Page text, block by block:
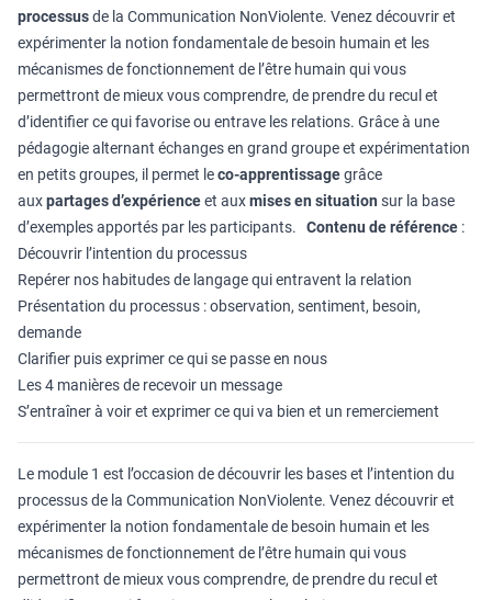
processusde la Communication NonViolente. Venez découvrir et
expérimenter la notion fondamentale de besoin humain et les
mécanismes de fonctionnement de l’être humain qui vous
permettront de mieux vous comprendre, de prendre du recul et
d’identifier ce qui favorise ou entrave les relations. Grâce à une
pédagogie alternant échanges en grand groupe et expérimentation
en petits groupes, il permet leco-apprentissagegrâce
auxpartages d’expérienceet auxmises en situation sur la base
d’exemples apportés par les participants. Contenu de référence :
Découvrir l’intention du processus
Repérer nos habitudes de langage qui entravent la relation
Présentation du processus : observation, sentiment, besoin,
demande
Clarifier puis exprimer ce qui se passe en nous
Les 4 manières de recevoir un message
S’entraîner à voir et exprimer ce qui va bien et un remerciement
Le module 1 est l’occasion de découvrir les bases et l’intention du
processus de la Communication NonViolente. Venez découvrir et
expérimenter la notion fondamentale de besoin humain et les
mécanismes de fonctionnement de l’être humain qui vous
permettront de mieux vous comprendre, de prendre du recul et